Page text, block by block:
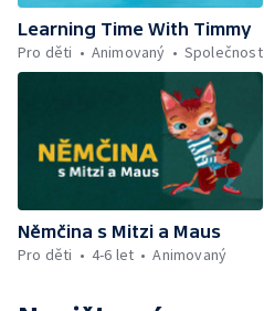
Learning Time With Timmy
Pro děti
Animovaný Společnost
Němčina s Mitzi a Maus
Pro děti
4-6 let Animovaný